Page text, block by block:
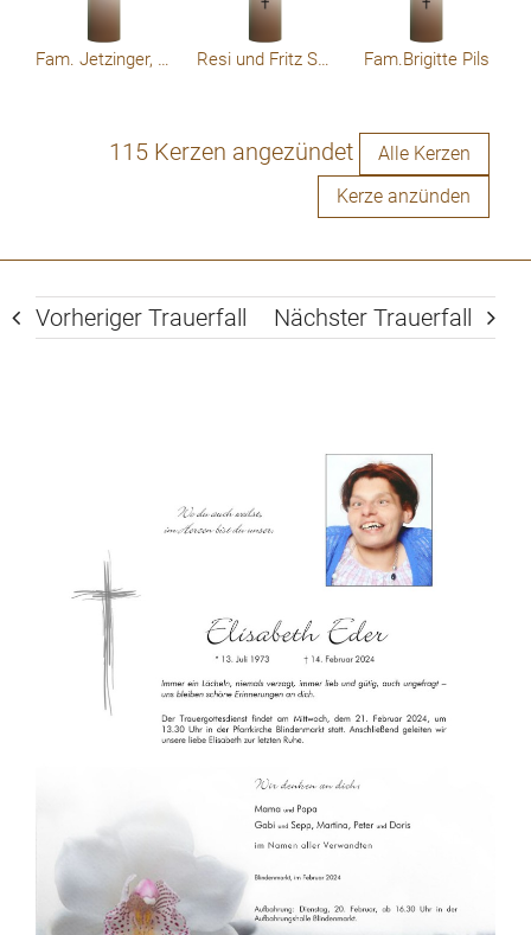
Fam. Jetzinger, Viehdorf Resi und Fritz Schön Fam.Brigitte Pils
115 Kerzen angezündet
Alle Kerzen
Kerze anzünden
Vorheriger Trauerfall Nächster Trauerfall